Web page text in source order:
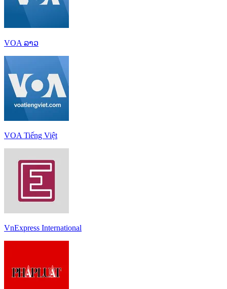
VOA ລາວ
VOA Tiếng Việt
VnExpress International